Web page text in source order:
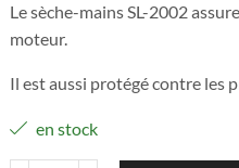
Le sèche-mains SL-2002
moteur.
Il est aussi protégé contre les
en stock